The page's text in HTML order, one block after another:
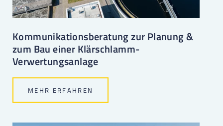
Kommunikationsberatung zur Planung &
zum Bau einer Klärschlamm-
Verwertungsanlage
MEHR ERFAHREN